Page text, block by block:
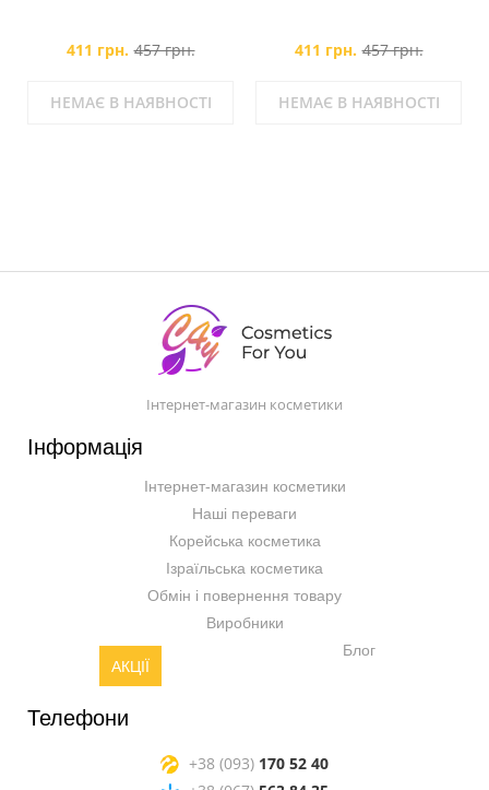
411 грн. 457 грн.
НЕМАЄ В НАЯВНОСТІ
411 грн. 457 грн.
НЕМАЄ В НАЯВНОСТІ
Інтернет-магазин косметики
Інформація
Інтернет-магазин косметики
Наші переваги
Корейська косметика
Ізраїльська косметика
Обмін і повернення товару
Виробники
АКЦІЇ
Блог
Телефони
+38 (093) 170 52 40